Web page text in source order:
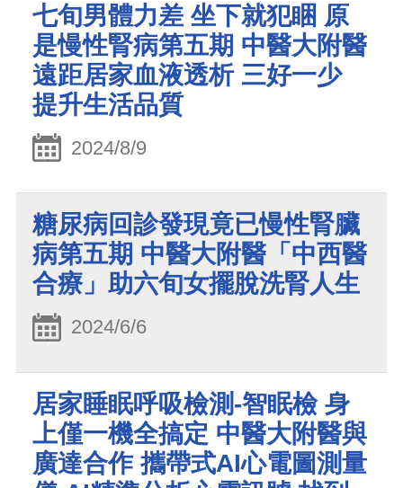
七旬男體力差 坐下就犯睏 原
是慢性腎病第五期 中醫大附醫
遠距居家血液透析 三好一少
提升生活品質
2024/8/9
糖尿病回診發現竟已慢性腎臟
病第五期 中醫大附醫「中西醫
合療」助六旬女擺脫洗腎人生
2024/6/6
居家睡眠呼吸檢測-智眠檢 身
上僅一機全搞定 中醫大附醫與
廣達合作 攜帶式AI心電圖測量